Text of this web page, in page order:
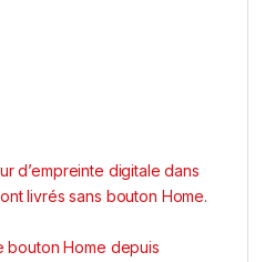
d’empreinte digitale dans
livrés sans bouton Home.
bouton Home depuis